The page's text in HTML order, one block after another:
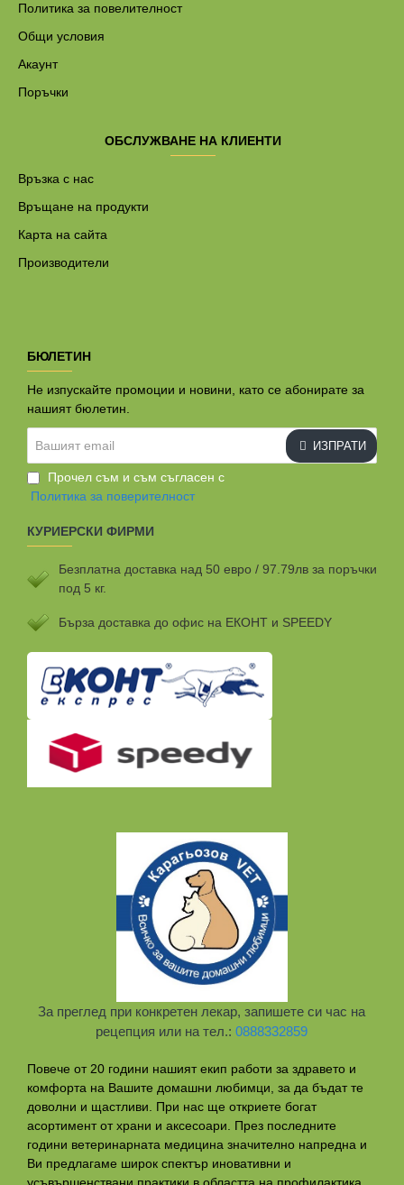
Политика за повелителност
Общи условия
Акаунт
Поръчки
ОБСЛУЖВАНЕ НА КЛИЕНТИ
Връзка с нас
Връщане на продукти
Карта на сайта
Производители
БЮЛЕТИН
Не изпускайте промоции и новини, като се абонирате за
нашият бюлетин.
email
ИЗПРАТИ
Прочел съм и съм съгласен с
Политика за поверителност
КУРИЕРСКИ ФИРМИ
Безплатна доставка над 50 евро / 97.79лв за поръчки
под 5 кг.
Бързa доставка до офис на ЕКОНТ и SPEEDY
За преглед при конкретен лекар, запишете си час на
рецепция или на тел.:0888332859
Повече от 20 години нашият екип работи за здравето и
комфорта на Вашите домашни любимци, за да бъдат те
доволни и щастливи. При нас ще откриете богат
асортимент от храни и аксесоари. През последните
години ветеринарната медицина значително напредна и
Ви предлагаме широк спектър иновативни и
усъвършенствани практики в областта на профилактикa,